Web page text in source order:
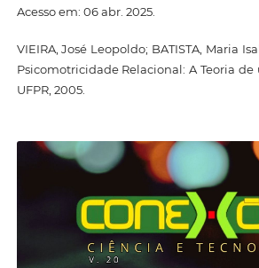
Acesso em: 06 abr. 2025.
VIEIRA, José Leopoldo; BATISTA, Maria
Psicomotricidade Relacional: A Teoria
UFPR, 2005.